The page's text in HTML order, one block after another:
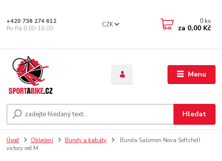
Menu
CZK
Hledat
+420 736 274 612
Po-Pá 8.00-16.00
0 ks
za 0,00 Kč
Úvod Oblečení Bundy a kabáty
Bunda Salomon Nova Softshell
victory red M